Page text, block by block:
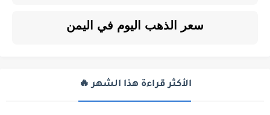
سعر الذهب اليوم في اليمن
الأكثر قراءة هذا الشهر 🔥